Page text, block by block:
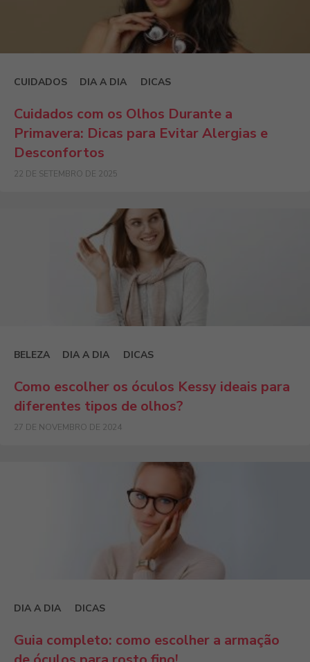
CUIDADOS DIA A DIA DICAS
Cuidados com os Olhos Durante a
Primavera: Dicas para Evitar Alergias e
Desconfortos
22 DE SETEMBRO DE 2025
BELEZA DIA A DIA DICAS
Como escolher os óculos Kessy ideais para
diferentes tipos de olhos?
27 DE NOVEMBRO DE 2024
DIA A DIA DICAS
Guia completo: como escolher a armação